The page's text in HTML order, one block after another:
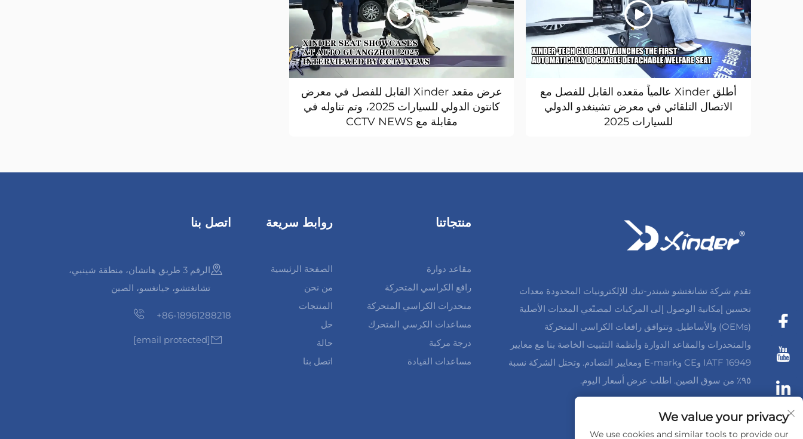
أطلق Xinder عالمياً مقعده القابل للفصل مع
الاتصال التلقائي في معرض تشينغدو الدولي
للسيارات 2025
عرض مقعد Xinder القابل للفصل في معرض
كانتون الدولي للسيارات 2025، وتم تناوله في
مقابلة مع CCTV NEWS
تقدم شركة تشانغتشو شيندر-تيك للإلكترونيات المحدودة معدات
تحسين إمكانية الوصول إلى المركبات لمصنّعي المعدات الأصلية
(OEMs) والأساطيل. وتتوافق رافعات الكراسي المتحركة
والمنحدرات والمقاعد الدوارة وأنظمة التثبيت الخاصة بنا مع معايير
IATF 16949 وCE وE-mark ومعايير التصادم. وتحتل الشركة نسبة
٩٥٪ من سوق الصين. اطلب عرض أسعار اليوم.
منتجاتنا
مقاعد دوارة
رافع الكراسي المتحركة
منحدرات الكراسي المتحركة
مساعدات الكرسي المتحرك
درجة مركبة
مساعدات القيادة
روابط سريعة
الصفحة الرئيسية
من نحن
المنتجات
حل
حالة
اتصل بنا
اتصل بنا
الرقم 3 طريق هانشان، منطقة شينبي،
تشانغتشو، جيانغسو، الصين
+86-18961288218
[email protected]
We value your privacy
We use cookies and similar tools to provide our